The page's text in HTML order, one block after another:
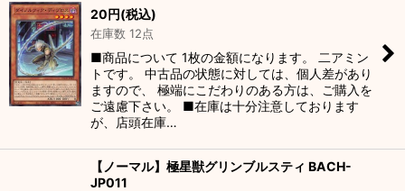
20円(税込)
在庫数 12点
■商品について 1枚の金額になります。 二アミン
トです。 中古品の状態に対しては、個人差があり
ますので、 極端にこだわりのある方は、ご購入を
ご遠慮下さい。 ■在庫は十分注意しております
が、店頭在庫…
【ノーマル】極星獣グリンブルスティ BACH-
JP011